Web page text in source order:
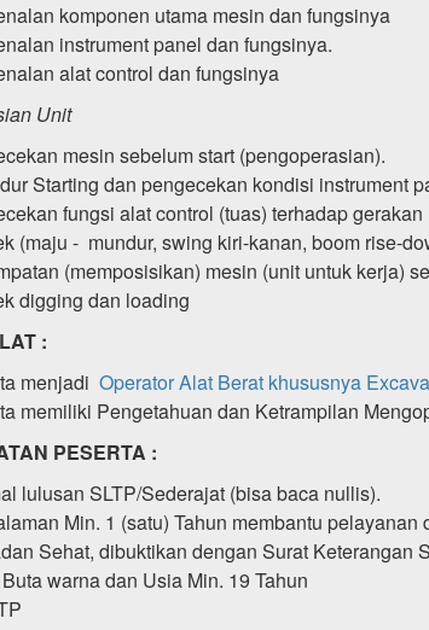
komponen utama mesin dan fungsinya
instrument panel dan fungsinya.
alat control dan fungsinya
Unit
mesin sebelum start (pengoperasian).
Starting dan pengecekan kondisi instrument
fungsi alat control (tuas) terhadap gerakan
(maju - mundur, swing kiri-kanan, boom rise-
(memposisikan) mesin (unit untuk kerja)
digging dan loading
:
menjadi Operator Alat Berat khususnya
memiliki Pengetahuan dan Ketrampilan
PESERTA :
lulusan SLTP/Sederajat (bisa baca nullis).
Min. 1 (satu) Tahun membantu pelayanan
Sehat, dibuktikan dengan Surat Keterangan
warna dan Usia Min. 19 Tahun